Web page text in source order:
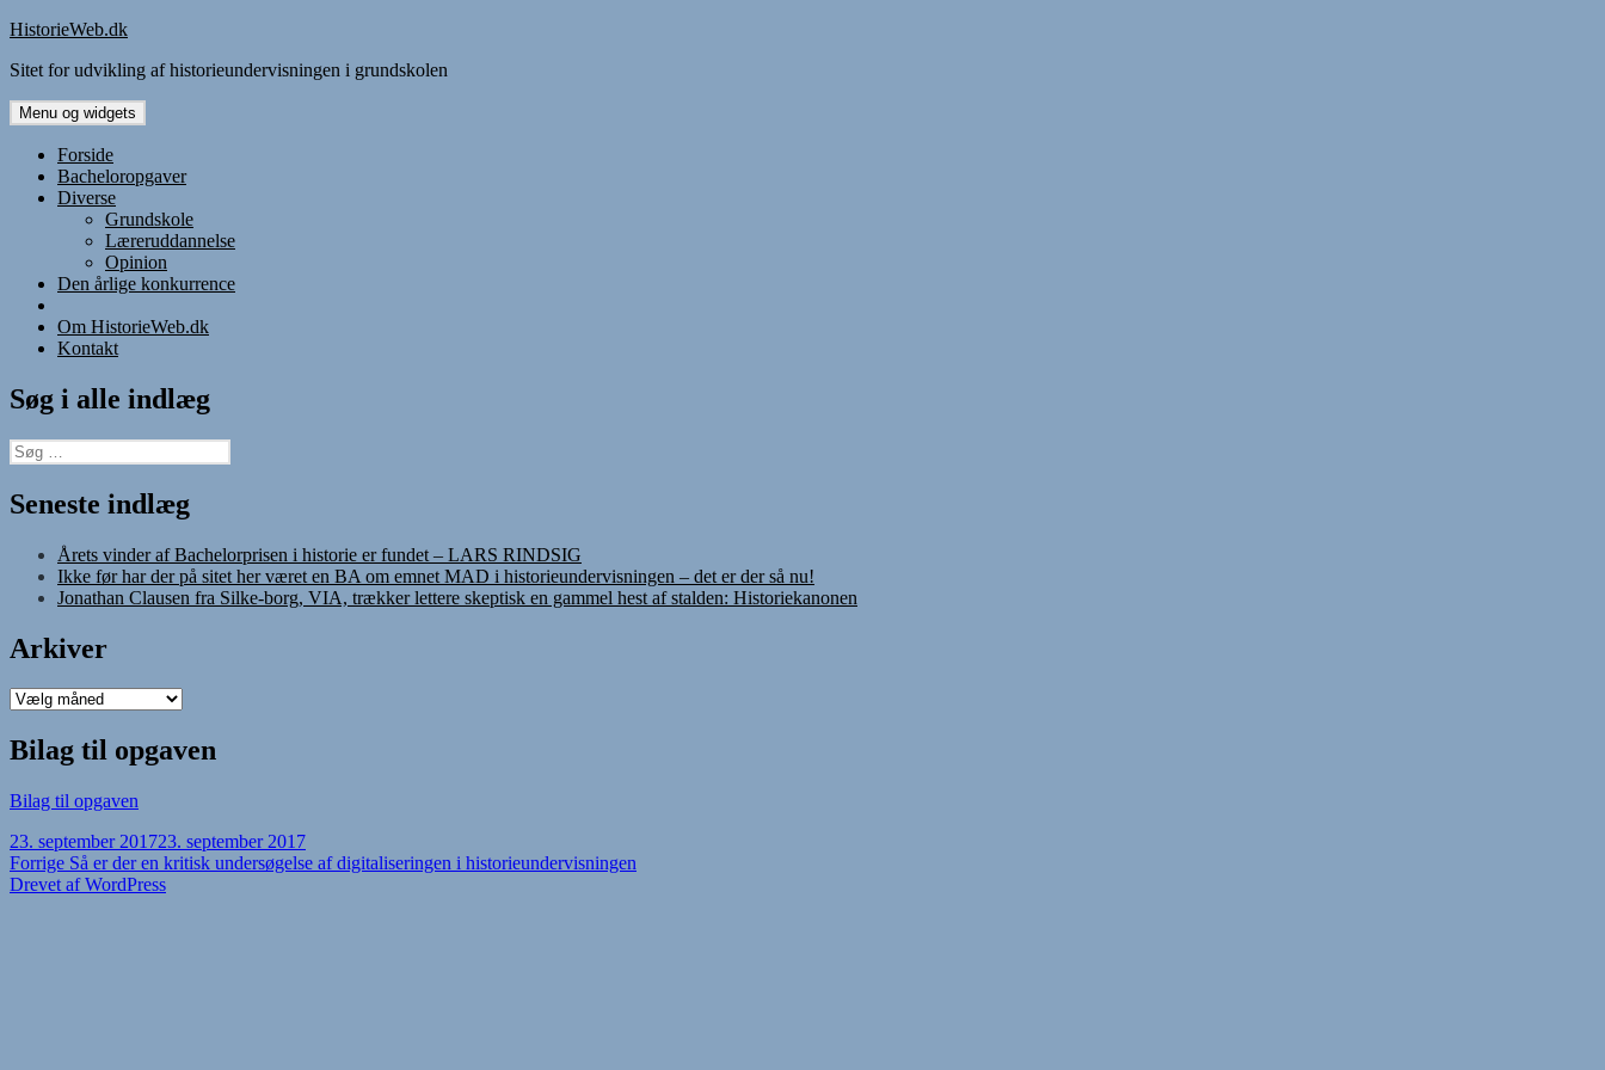
Hop
indhold
HistorieWeb.dk
Sitet for udvikling af historieundervisningen i grundskolen
Menu og widgets
Forside
Bacheloropgaver
Diverse
Grundskole
Læreruddannelse
Opinion
Den årlige konkurrence
Om HistorieWeb.dk
Kontakt
Søg i alle indlæg
Søg
efter:
Seneste indlæg
Årets vinder af Bachelorprisen i historie er fundet – LARS RINDSIG
Ikke før har der på sitet her været en BA om emnet MAD i historieundervisningen – det er der så nu!
Jonathan Clausen fra Silke-borg, VIA, trækker lettere skeptisk en gammel hest af stalden: Historiekanonen
Arkiver
Arkiver
Bilag til opgaven
Bilag til opgaven
Udgivet
i
23. september 201723. september 2017
Indlægsnavigation
Forrige Forrige
indlæg:
Så er der en kritisk undersøgelse af digitaliseringen i historieundervisningen
Drevet af WordPress